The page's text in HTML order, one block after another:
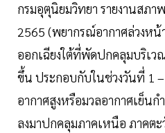
กรมอุตุนิยมวิทยา รายงานสภ
2565 (พยากรณ์อากาศล่วงหน้
ออกเฉียงใต้ที่พัดปกคลุมบริเว
ขึ้น ประกอบกับในช่วงวันที่ 1
อากาศสูงหรือมวลอากาศเย็น
ลงมาปกคลุมภาคเหนือ ภาคต